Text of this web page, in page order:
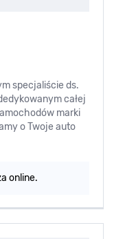
specjaliście ds.
całej
marki
o Twoje auto
online.